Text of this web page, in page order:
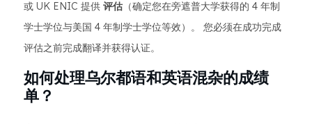
或 UK ENIC 提供 评估 （确定您在旁遮普大学获得的 4 年制
学士学位与美国 4 年制学士学位等效）。 您必须在成功完成
评估之前完成翻译并获得认证。
如何处理乌尔都语和英语混杂的成绩
单？